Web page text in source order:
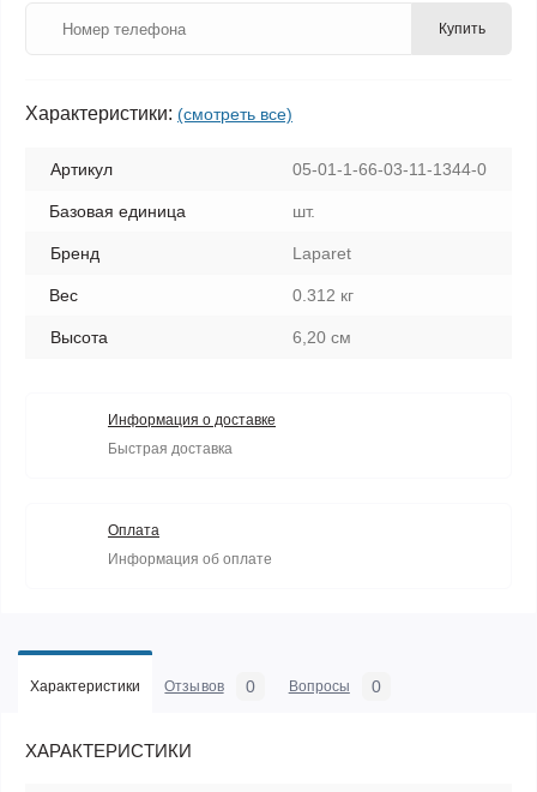
Купить
Характеристики: (смотреть все)
Артикул 05-01-1-66-03-11-1344-0
Базовая единица шт.
Бренд Laparet
Вес 0.312 кг
Высота 6,20 см
Информация о доставке
Быстрая доставка
Оплата
Информация об оплате
Характеристики Отзывов 0 Вопросы 0
ХАРАКТЕРИСТИКИ